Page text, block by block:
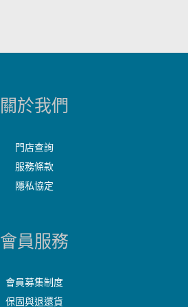
關於我們
門店查詢
服務條款
隱私協定
會員服務
會員募集制度
保固與退還貨